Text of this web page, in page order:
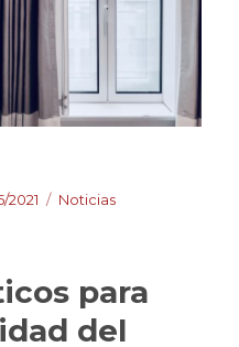
2021 Categorías
Noticias
para
del